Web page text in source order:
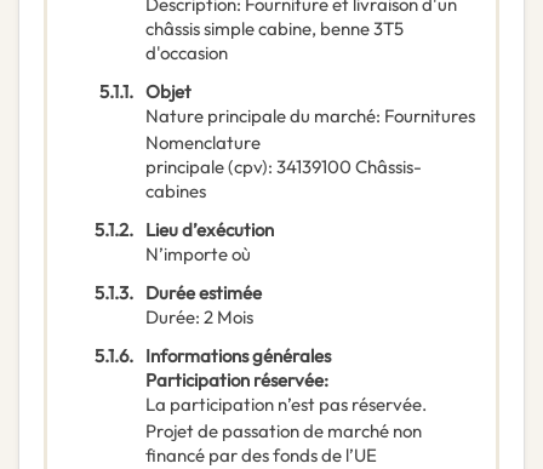
châssis simple cabine, benne 3T5
d'occasion
5.1.1. Objet
Nature principale du marché: Fournitures
Nomenclature
principale(cpv): 34139100 Châssis-
cabines
5.1.2. Lieu d’exécution
N’importe où
5.1.3. Durée estimée
Durée: 2 Mois
5.1.6. Informations générales
Participation réservée:
La participation n’est pas réservée.
Projet de passation de marché non
financé par des fonds de l’UE